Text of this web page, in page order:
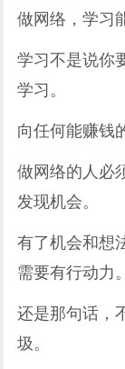
做网络，学习
学习不是说你
学习。
向任何能赚钱
做网络的人必
发现机会。
有了机会和想
需要有行动力。
还是那句话，
圾。